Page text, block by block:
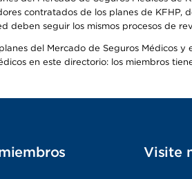
contratados de los planes de KFHP,
deben seguir los mismos procesos de
del Mercado de Seguros Médicos y
en este directorio: los miembros
Visite